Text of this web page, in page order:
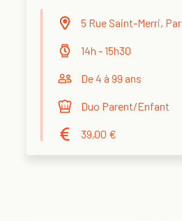
5 Rue Saint-Merri,
14h - 15h30
De 4 à 99 ans
Duo Parent/Enfant
39,00 €